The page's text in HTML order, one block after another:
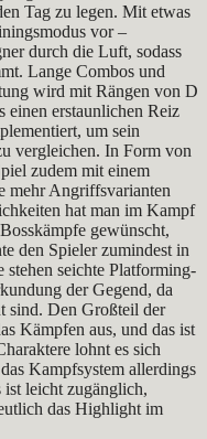
Tag zu legen. Mit etwas
vor –
durch die Luft, sodass
Lange Combos und
wird mit Rängen von D
einen erstaunlichen Reiz
um sein
vergleichen. In Form von
zudem mit einem
mehr Angriffsvarianten
hat man im Kampf
gewünscht,
den Spieler zumindest in
seichte Platforming-
der Gegend, da
sind. Den Großteil der
Kämpfen aus, und das ist
lohnt es sich
Kampfsystem allerdings
ist leicht zugänglich,
das Highlight im